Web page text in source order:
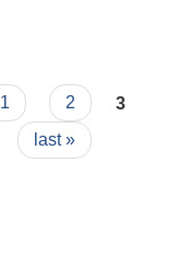
1 2
3
last »